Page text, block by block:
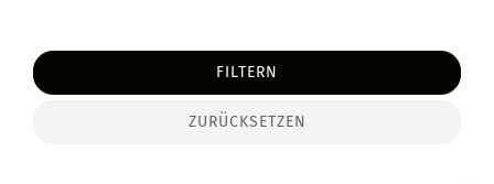
FILTERN
ZURÜCKSETZEN